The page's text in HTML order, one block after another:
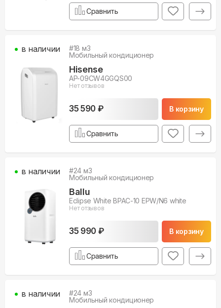
Сравнить
#18 м3
Мобильный кондиционер
Hisense
AP-09CW4GGQS00
Нет отзывов
35 590 ₽ В корзину
в наличии
Сравнить
#24 м3
Мобильный кондиционер
Ballu
Eclipse White BPAC-10 EPW/N6 white
Нет отзывов
35 990 ₽ В корзину
в наличии
Сравнить
#24 м3
Мобильный кондиционер
в наличии